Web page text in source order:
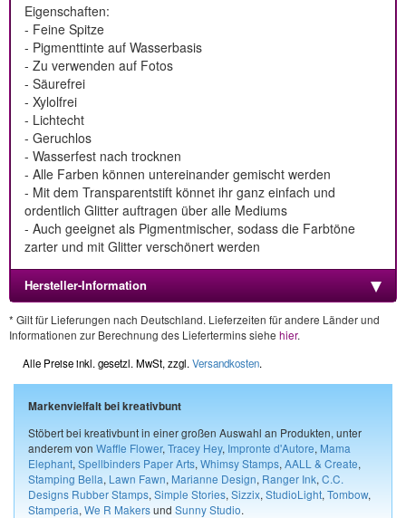
Eigenschaften:
- Feine Spitze
- Pigmenttinte auf Wasserbasis
- Zu verwenden auf Fotos
- Säurefrei
- Xylolfrei
- Lichtecht
- Geruchlos
- Wasserfest nach trocknen
- Alle Farben können untereinander gemischt werden
- Mit dem Transparentstift könnet ihr ganz einfach und
ordentlich Glitter auftragen über alle Mediums
- Auch geeignet als Pigmentmischer, sodass die Farbtöne
zarter und mit Glitter verschönert werden
Hersteller-Information
* Gilt für Lieferungen nach Deutschland. Lieferzeiten für andere Länder und
Informationen zur Berechnung des Liefertermins siehe hier.
Alle Preise inkl. gesetzl. MwSt, zzgl. Versandkosten.
Markenvielfalt bei kreativbunt
Stöbert bei kreativbunt in einer großen Auswahl an Produkten, unter
anderem von Waffle Flower, Tracey Hey, Impronte d'Autore, Mama
Elephant, Spellbinders Paper Arts, Whimsy Stamps, AALL & Create,
Stamping Bella, Lawn Fawn, Marianne Design, Ranger Ink, C.C.
Designs Rubber Stamps, Simple Stories, Sizzix, StudioLight, Tombow,
Stamperia, We R Makersund Sunny Studio.